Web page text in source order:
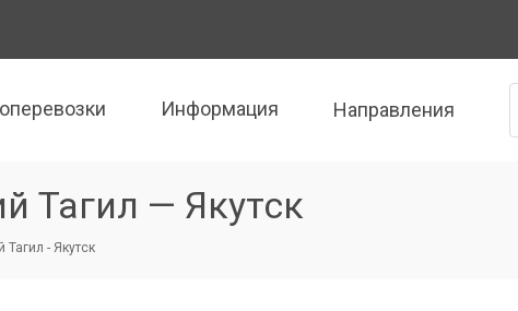
Информация Направления
Тагил — Якутск
Тагил - Якутск